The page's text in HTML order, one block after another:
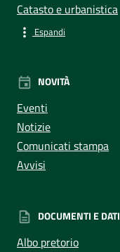
Catasto e urbanistica
Espandi
NOVITÀ
Eventi
Notizie
Comunicati stampa
Avvisi
DOCUMENTI E DATI
Albo pretorio